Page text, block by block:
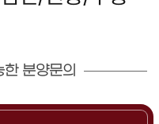
분양문의